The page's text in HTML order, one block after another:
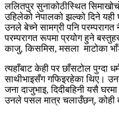
ललितपुर सुनाकोठीस्थित
उहिलेको नेपालको झल्को दिने यही
उनले बेच्ने सामग्री पनि परम्परागत
परम्परागत रूपमा प्रयोग हुने
काजु, किसमिस, मसला माटोका
त्यहाँबाट केही पर छाँसटोल पुग्दा
साथीभाइसँग गफिइरहेका थिए।
जना दाजुभाइ, दिदीबहिनी यसै
उनले पसल मात्र चलाउँछन्, कोही